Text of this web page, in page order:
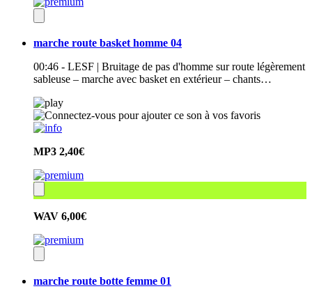
marche route basket homme 04
00:46 - LESF | Bruitage de pas d'homme sur route légèrement
sableuse – marche avec basket en extérieur – chants…
MP3 2,40€
WAV 6,00€
marche route botte femme 01